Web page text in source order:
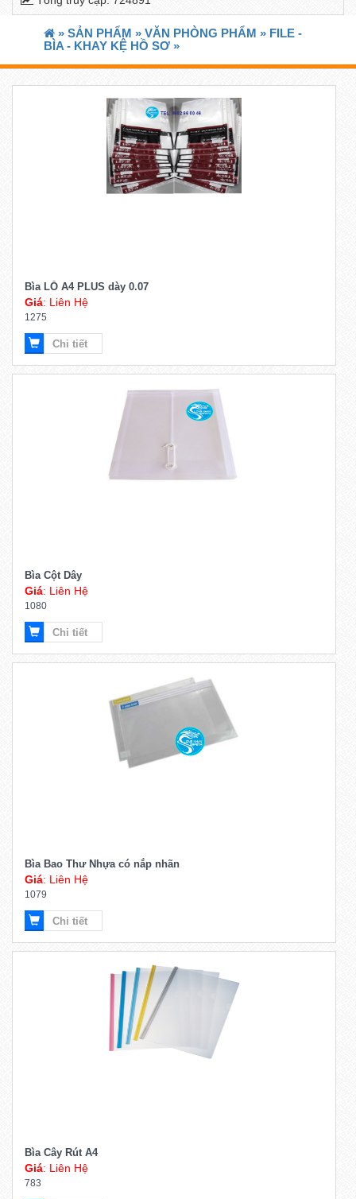
» SẢN PHẨM » VĂN PHÒNG PHẨM » FILE -
BÌA - KHAY KỆ HỒ SƠ »
Bìa LỖ A4 PLUS dày 0.07
Giá: Liên Hệ
1275
Chi tiết
Bìa Cột Dây
Giá: Liên Hệ
1080
Chi tiết
Bìa Bao Thư Nhựa có nắp nhãn
Giá: Liên Hệ
1079
Chi tiết
Bìa Cây Rút A4
Giá: Liên Hệ
783